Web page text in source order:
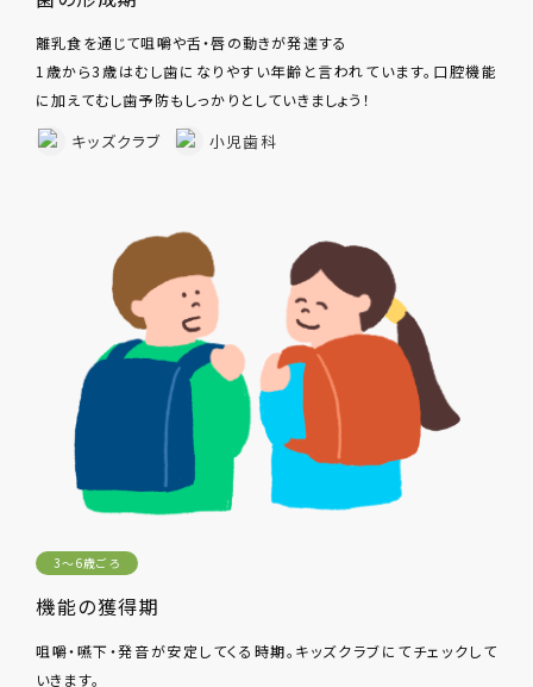
離乳食を通じて咀嚼や舌・唇の動きが発達する
1歳から3歳はむし歯になりやすい年齢と言われています。口腔機能
に加えてむし歯予防もしっかりとしていきましょう！
キッズクラブ 小児歯科
3〜6歳ごろ
機能の獲得期
咀嚼・嚥下・発音が安定してくる時期。キッズクラブにてチェックして
いきます。